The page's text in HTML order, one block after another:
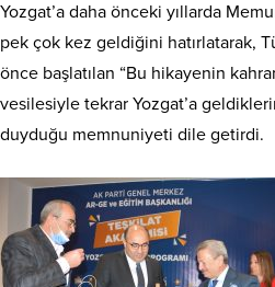
Yozgat’a daha önceki yıllarda
pek çok kez geldiğini hatırlatarak,
önce başlatılan “Bu hikayenin
vesilesiyle tekrar Yozgat’a
duyduğu memnuniyeti dile getirdi.